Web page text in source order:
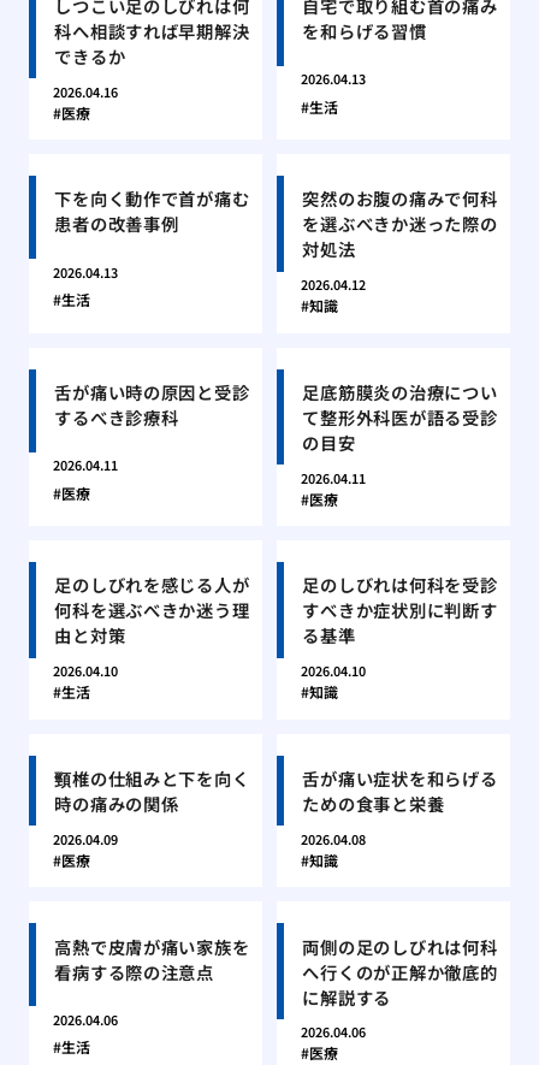
しつこい足のしびれは何
科へ相談すれば早期解決
できるか
2026.04.16
医療
自宅で取り組む首の痛み
を和らげる習慣
2026.04.13
生活
下を向く動作で首が痛む
患者の改善事例
2026.04.13
生活
突然のお腹の痛みで何科
を選ぶべきか迷った際の
対処法
2026.04.12
知識
舌が痛い時の原因と受診
するべき診療科
2026.04.11
医療
足底筋膜炎の治療につい
て整形外科医が語る受診
の目安
2026.04.11
医療
足のしびれを感じる人が
何科を選ぶべきか迷う理
由と対策
2026.04.10
生活
足のしびれは何科を受診
すべきか症状別に判断す
る基準
2026.04.10
知識
頸椎の仕組みと下を向く
時の痛みの関係
2026.04.09
医療
舌が痛い症状を和らげる
ための食事と栄養
2026.04.08
知識
高熱で皮膚が痛い家族を
看病する際の注意点
2026.04.06
生活
両側の足のしびれは何科
へ行くのが正解か徹底的
に解説する
2026.04.06
医療